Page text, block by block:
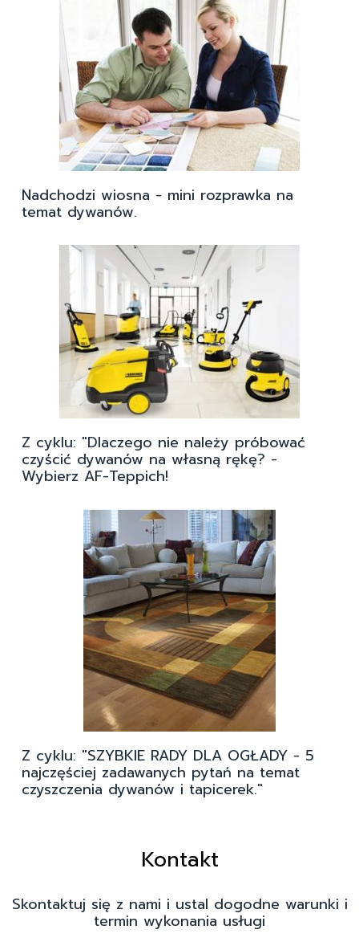
Nadchodzi wiosna - mini rozprawka na
temat dywanów.
Z cyklu: "Dlaczego nie należy próbować
czyścić dywanów na własną rękę? -
Wybierz AF-Teppich!
Z cyklu: "SZYBKIE RADY DLA OGŁADY - 5
najczęściej zadawanych pytań na temat
czyszczenia dywanów i tapicerek."
Kontakt
Skontaktuj się z nami i ustal dogodne warunki i
termin wykonania usługi